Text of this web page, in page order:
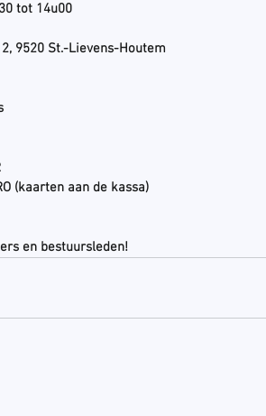
tot 14u00
9520 St.-Lievens-Houtem
(kaarten aan de kassa)
en bestuursleden!